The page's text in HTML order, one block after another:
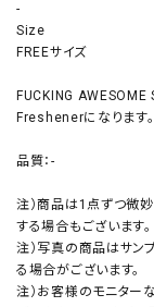
-
Size
FREEサイズ
FUCKING
Freshenerになります。
品質：-
注）商品は1点ずつ微
する場合もございます。
注）写真の商品はサン
る場合がございます。
注）お客様のモニター